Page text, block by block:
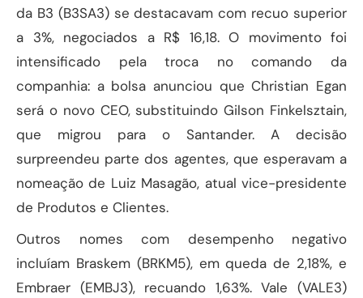
da B3 (B3SA3) se destacavam com recuo superior
a 3%, negociados a R$ 16,18. O movimento foi
intensificado pela troca no comando da
companhia: a bolsa anunciou que Christian Egan
será o novo CEO, substituindo Gilson Finkelsztain,
que migrou para o Santander. A decisão
surpreendeu parte dos agentes, que esperavam a
nomeação de Luiz Masagão, atual vice-presidente
de Produtos e Clientes.
Outros nomes com desempenho negativo
incluíam Braskem (BRKM5), em queda de 2,18%, e
Embraer (EMBJ3), recuando 1,63%. Vale (VALE3)